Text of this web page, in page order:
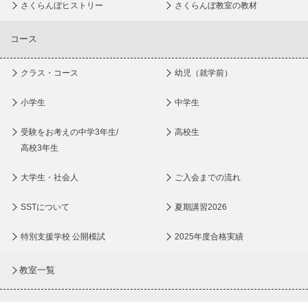
さくらんぼヒストリー さくらんぼ教室の教材
コース
クラス・コース 幼児（就学前）
小学生 中学生
受験をお考えの中学3年生/
高校3年生
高校生
大学生・社会人 ご入会までの流れ
SSTについて 夏期講習2026
特別支援学校 公開模試 2025年度合格実績
教室一覧